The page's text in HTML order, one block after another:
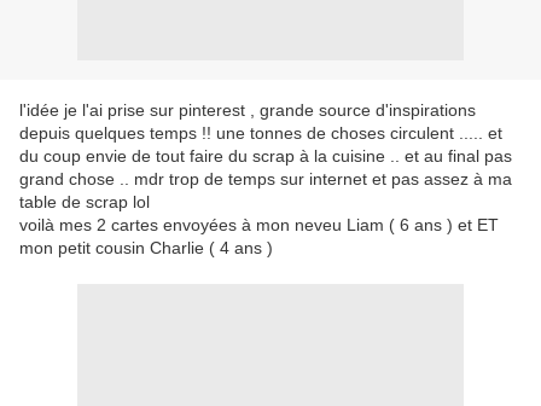
l'idée je l'ai prise sur pinterest , grande source d'inspirations
depuis quelques temps !! une tonnes de choses circulent ..... et
du coup envie de tout faire du scrap à la cuisine .. et au final pas
grand chose .. mdr trop de temps sur internet et pas assez à ma
table de scrap lol
voilà mes 2 cartes envoyées à mon neveu Liam ( 6 ans ) et ET
mon petit cousin Charlie ( 4 ans )